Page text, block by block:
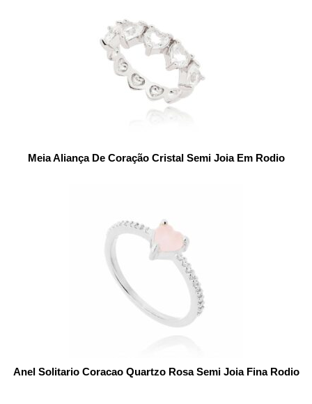
Meia Aliança De Coração Cristal Semi Joia Em Rodio
Anel Solitario Coracao Quartzo Rosa Semi Joia Fina Rodio